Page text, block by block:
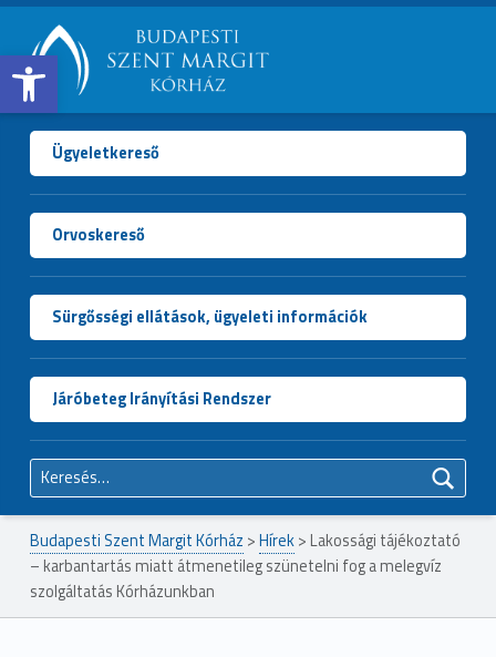
Open toolbar
BUDAPESTI
SZENT
MARGIT
KÓRHÁZ
Ügyeletkereső
Orvoskereső
Sürgősségi ellátások, ügyeleti információk
Járóbeteg Irányítási Rendszer
Keresés:
Budapesti Szent Margit Kórház >Hírek> Lakossági tájékoztató
– karbantartás miatt átmenetileg szünetelni fog a melegvíz
szolgáltatás Kórházunkban